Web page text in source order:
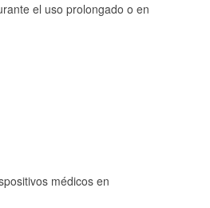
el uso prolongado o en
médicos en